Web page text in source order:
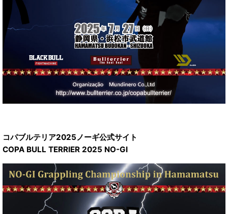
コパブルテリア2025ノーギ公式サイト
COPA BULL TERRIER 2025 NO-GI